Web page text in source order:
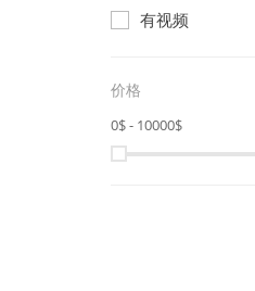
有视频
价格
0$ - 10000$